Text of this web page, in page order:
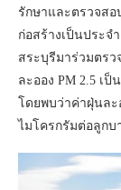
รักษาและตรวจส
ก่อสร้างเป็นประ
สระบุรีมาร่วมตรว
ละออง PM 2.5 เ
โดยพบว่าค่าฝุ่นละ
ไมโครกรัมต่อลูก